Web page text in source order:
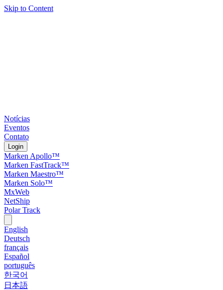
Skip to Content
Notícias
Eventos
Contato
Login
Marken Apollo™
Marken FastTrack™
Marken Maestro™
Marken Solo™
MxWeb
NetShip
Polar Track
English
Deutsch
français
Español
português
한국어
日本語